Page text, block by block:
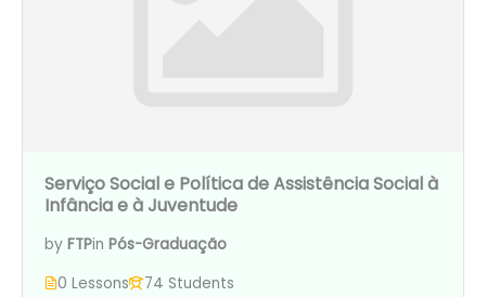
Serviço Social e Política de Assistência Social à
Infância e à Juventude
by FTPin Pós-Graduação
0 Lessons
74 Students